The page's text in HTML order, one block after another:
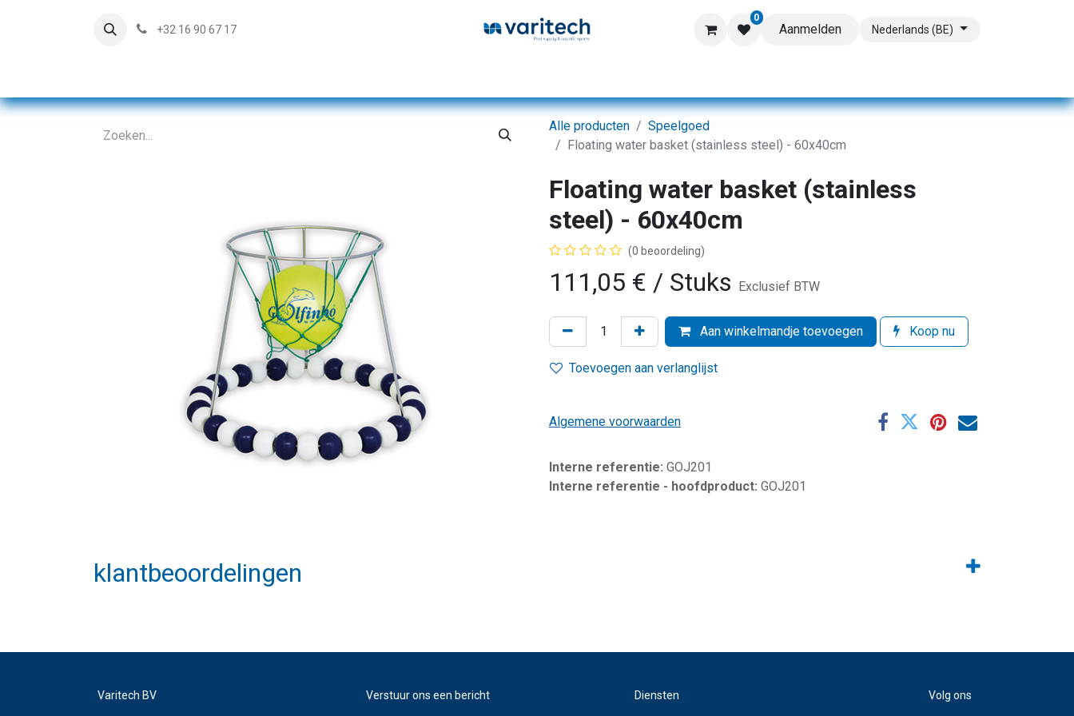
+32 16 90 67 17
0
Aanmelden Nederlands (BE)
Alle producten
Speelgoed
Floating water basket (stainless steel) - 60x40cm
Floating water basket (stainless
steel) - 60x40cm
(0 beoordeling)
111,05 € / Stuks Exclusief BTW
Aan winkelmandje toevoegen Koop nu
Toevoegen aan verlanglijst
Algemene voorwaarden
Interne referentie: GOJ201
Interne referentie - hoofdproduct: GOJ201
klantbeoordelingen
Varitech BV
Diensten
Verstuur ons een bericht
Volg ons